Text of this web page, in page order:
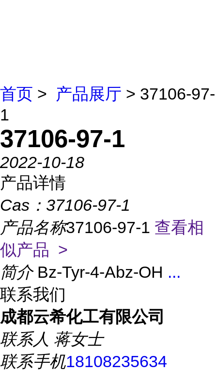
首页 > 产品展厅 > 37106-97-
1
37106-97-1
2022-10-18
产品详情
Cas： 37106-97-1
产品名称37106-97-1 查看相
似产品 >
简介 Bz-Tyr-4-Abz-OH ...
联系我们
成都云希化工有限公司
联系人 蒋女士
联系手机18108235634